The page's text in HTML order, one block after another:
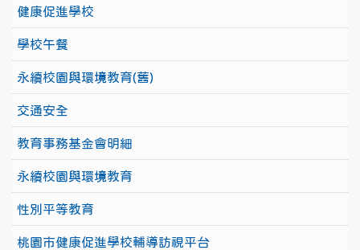
健康促進學校
學校午餐
永續校園與環境教育(舊)
交通安全
教育事務基金會明細
永續校園與環境教育
性別平等教育
桃園市健康促進學校輔導訪視平台